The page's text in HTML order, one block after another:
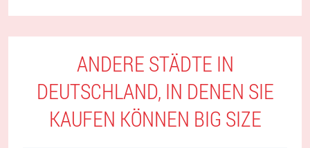
ANDERE STÄDTE IN
DEUTSCHLAND, IN DENEN SIE
KAUFEN KÖNNEN BIG SIZE